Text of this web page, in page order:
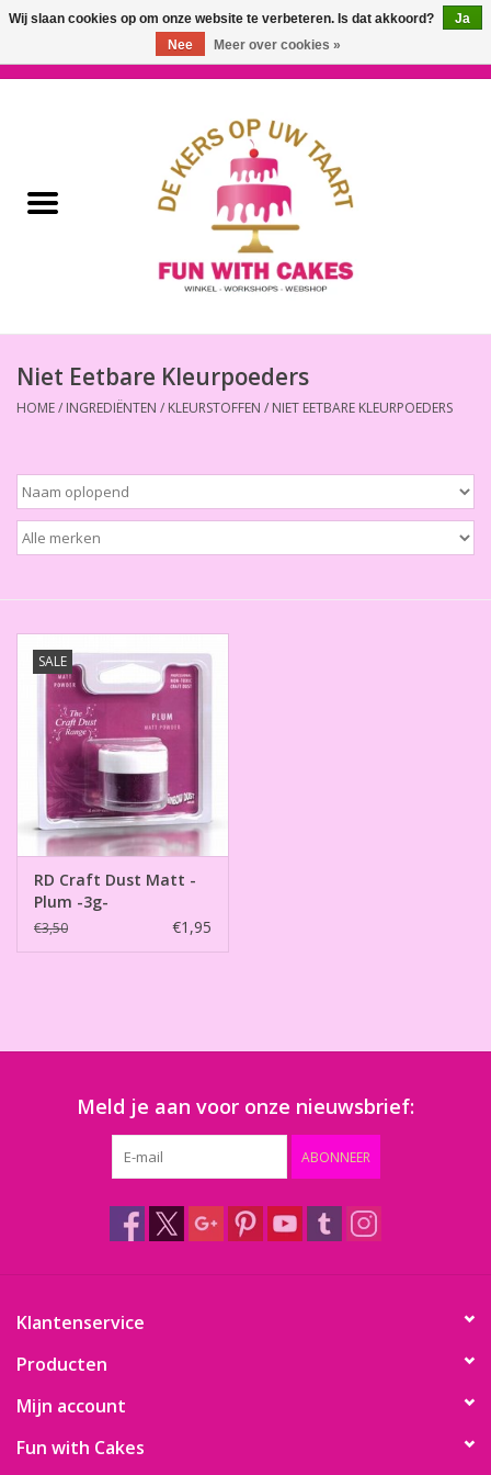
Workshops & Cursussen
Decoreer Gereedschap
Presentatie en Verpakkingen
Thema's
Aanbiedingen
Cindy's Favorieten
Cadeaubonnen
Merken
Niet Eetbare Kleurpoeders
HOME/ INGREDIËNTEN / KLEURSTOFFEN / NIET EETBARE KLEURPOEDERS
SALE
RD Craft Dust Matt -
Plum -3g-
€3,50 €1,95
Meld je aan voor onze nieuwsbrief:
ABONNEER
Klantenservice
Producten
Mijn account
Fun with Cakes
Wij slaan cookies op om onze website te verbeteren. Is dat akkoord?
Ja
Nee
Meer over cookies »